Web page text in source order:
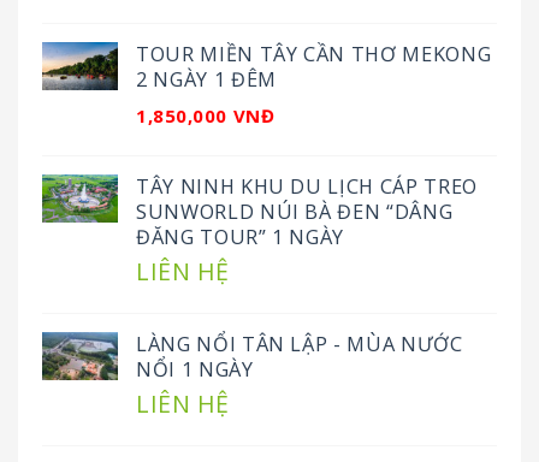
TOUR MIỀN TÂY CẦN THƠ MEKONG
2 NGÀY 1 ĐÊM
1,850,000 VNĐ
TÂY NINH KHU DU LỊCH CÁP TREO
SUNWORLD NÚI BÀ ĐEN “DÂNG
ĐĂNG TOUR” 1 NGÀY
LIÊN HỆ
LÀNG NỔI TÂN LẬP - MÙA NƯỚC
NỔI 1 NGÀY
LIÊN HỆ